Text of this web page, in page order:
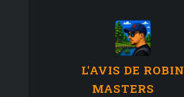
L'AVIS DE ROBIN
MASTERS